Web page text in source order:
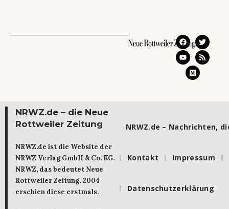
NRWZ.de – die Neue
Rottweiler Zeitung
NRWZ.de ist die Website der
NRWZ Verlag GmbH & Co. KG.
NRWZ, das bedeutet Neue
Rottweiler Zeitung. 2004
erschien diese erstmals.
NRWZ.de – Nachrichten,
Kontakt Impressum
Datenschutzerklärung